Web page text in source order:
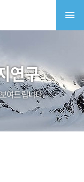
연구
여드립니다.